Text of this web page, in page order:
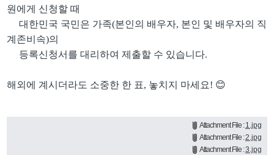
원에게 신청할 때
대한민국 국민은 가족(본인의 배우자, 본인 및 배우자의 직
계존비속)의
등록신청서를 대리하여 제출할 수 있습니다.
해외에 계시더라도 소중한 한 표, 놓치지 마세요! 😊
Attachment File :1.jpg
Attachment File :2.jpg
Attachment File :3.jpg